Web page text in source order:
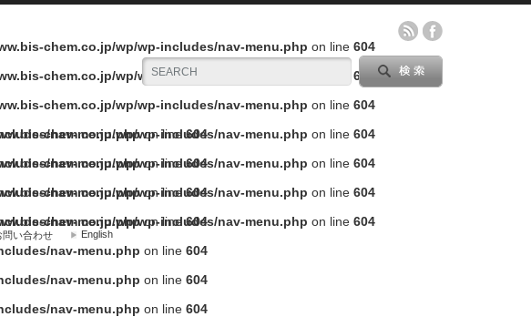
chem.co.jp/wp/wp-includes/nav-menu.php on line 604
chem.co.jp/wp/wp-includes/nav-menu.php
604
chem.co.jp/wp/wp-includes/nav-menu.php on line 604
chem.co.jp/wp/wp-includes/nav-menu.php on line 604
chem.co.jp/wp/wp-includes/nav-menu.php on line 604
chem.co.jp/wp/wp-includes/nav-menu.php on line 604
chem.co.jp/wp/wp-includes/nav-menu.php on line 604
問い合わせ English
nav-menu.phpon line604
nav-menu.phpon line604
nav-menu.phpon line604
nav-menu.phpon line604
nav-menu.php on line 604
nav-menu.php on line 604
nav-menu.php on line 604